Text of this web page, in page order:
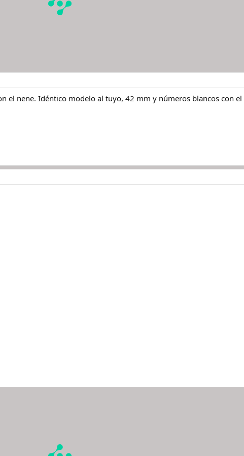
el nene. Idéntico modelo al tuyo, 42 mm y números blancos con